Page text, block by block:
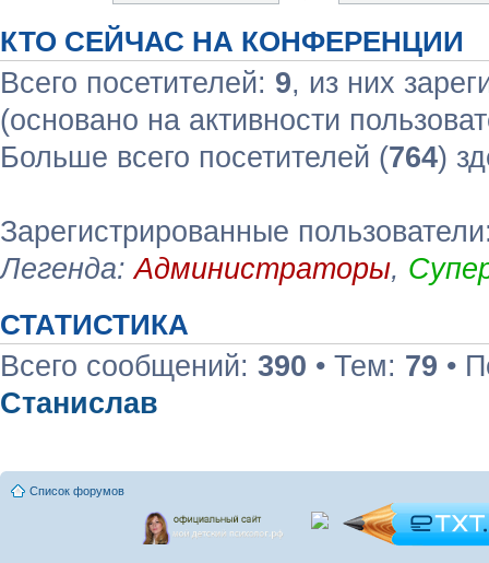
КТО СЕЙЧАС НА КОНФЕРЕНЦИИ
Всего посетителей: 9, из них
(основано на активности
Больше всего посетителей (764)
Зарегистрированные
Легенда:Администраторы,
СТАТИСТИКА
Всего сообщений: 390 • Тем: 79 •
Станислав
Список форумов